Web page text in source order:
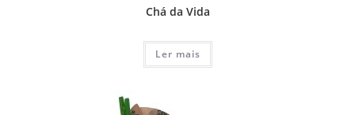
Chá da Vida
Ler mais